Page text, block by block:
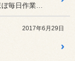
2017年6月29日